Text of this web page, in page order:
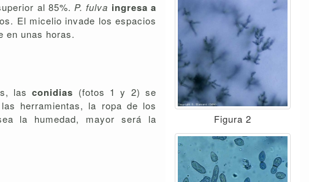
al 85%.P. fulva ingresa a
El micelio invade los espacios
en unas horas.
lasconidias (fotos 1 y 2) se
herramientas, la ropa de los
la humedad, mayor será la
Figura 2